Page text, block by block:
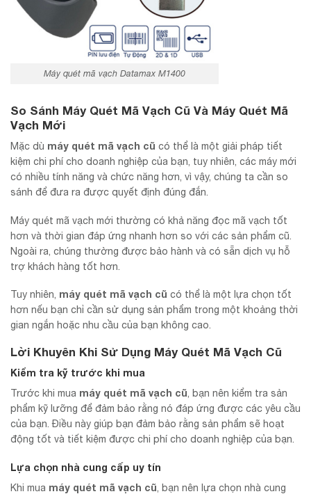
Máy quét mã vạch Datamax M1400
So Sánh Máy Quét Mã Vạch Cũ Và Máy Quét Mã
Vạch Mới
Mặc dù máy quét mã vạch cũ có thể là một giải pháp tiết
kiệm chi phí cho doanh nghiệp của bạn, tuy nhiên, các máy mới
có nhiều tính năng và chức năng hơn, vì vậy, chúng ta cần so
sánh để đưa ra được quyết định đúng đắn.
Máy quét mã vạch mới thường có khả năng đọc mã vạch tốt
hơn và thời gian đáp ứng nhanh hơn so với các sản phẩm cũ.
Ngoài ra, chúng thường được bảo hành và có sẵn dịch vụ hỗ
trợ khách hàng tốt hơn.
Tuy nhiên, máy quét mã vạch cũ có thể là một lựa chọn tốt
hơn nếu bạn chỉ cần sử dụng sản phẩm trong một khoảng thời
gian ngắn hoặc nhu cầu của bạn không cao.
Lời Khuyên Khi Sử Dụng Máy Quét Mã Vạch Cũ
Kiểm tra kỹ trước khi mua
Trước khi mua máy quét mã vạch cũ, bạn nên kiểm tra sản
phẩm kỹ lưỡng để đảm bảo rằng nó đáp ứng được các yêu cầu
của bạn. Điều này giúp bạn đảm bảo rằng sản phẩm sẽ hoạt
động tốt và tiết kiệm được chi phí cho doanh nghiệp của bạn.
Lựa chọn nhà cung cấp uy tín
Khi mua máy quét mã vạch cũ , bạn nên lựa chọn nhà cung